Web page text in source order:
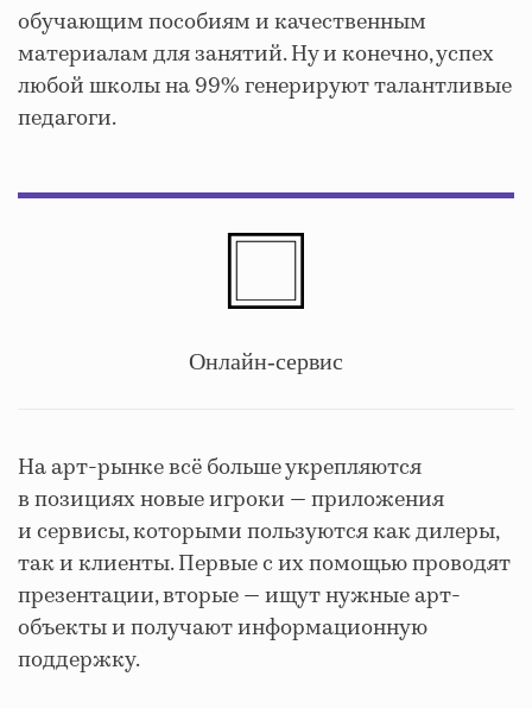
обучающим пособиям и качественным
материалам для занятий. Ну и конечно, успех
любой школы на 99% генерируют талантливые
педагоги.
Онлайн-сервис
На арт-рынке всё больше укрепляются
в позициях новые игроки — приложения
и сервисы, которыми пользуются как дилеры,
так и клиенты. Первые с их помощью проводят
презентации, вторые — ищут нужные арт-
объекты и получают информационную
поддержку.